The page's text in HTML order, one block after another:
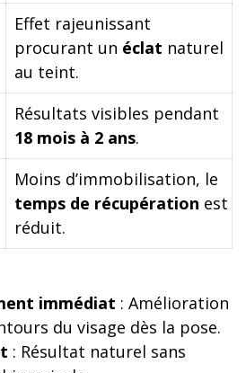
Effet rajeunissant
procurant un éclat naturel
au teint.
Résultats visibles pendant
18 mois à 2 ans.
Moins d’immobilisation, le
temps de récupération est
réduit.
immédiat : Amélioration
du visage dès la pose.
: Résultat naturel sans